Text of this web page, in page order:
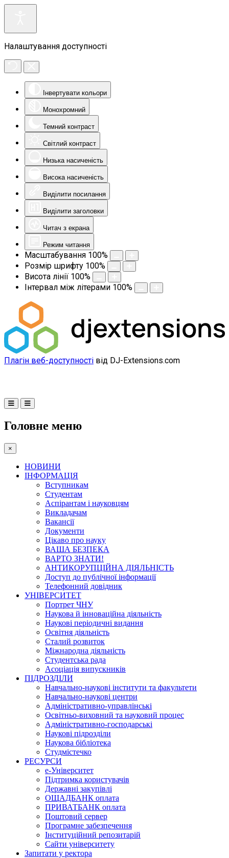
Налаштування доступності
Інвертувати кольори
Монохромний
Темний контраст
Світлий контраст
Низька насиченість
Висока насиченість
Виділити посилання
Виділити заголовки
Читач з екрана
Режим читання
Масштабування 100%
Розмір шрифту 100%
Висота лінії 100%
Інтервал між літерами 100%
Плагін веб-доступності від DJ-Extensions.com
Головне меню
×
НОВИНИ
ІНФОРМАЦІЯ
Вступникам
Студентам
Аспірантам і науковцям
Викладачам
Вакансії
Документи
Цікаво про науку
ВАША БЕЗПЕКА
ВАРТО ЗНАТИ!
АНТИКОРУПЦІЙНА ДІЯЛЬНІСТЬ
Доступ до публічної інформації
Телефонний довідник
УНІВЕРСИТЕТ
Портрет ЧНУ
Наукова й інноваційна діяльність
Наукові періодичні видання
Освітня діяльність
Сталий розвиток
Міжнародна діяльність
Студентська рада
Асоціація випускників
ПІДРОЗДІЛИ
Навчально-наукові інститути та факультети
Навчально-наукові центри
Адміністративно-управлінські
Освітньо-виховний та науковий процес
Адміністративно-господарські
Наукові підрозділи
Наукова бібліотека
Студмістечко
РЕСУРСИ
е-Університет
Підтримка користувачів
Державні закупівлі
ОЩАДБАНК оплата
ПРИВАТБАНК оплата
Поштовий сервер
Програмне забезпечення
Інституційний репозитарій
Сайти університету
Запитати у ректора